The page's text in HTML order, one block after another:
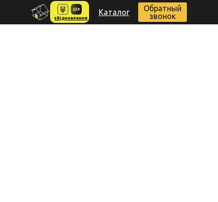
Каталог
Обратный
звонок
єВідновлення